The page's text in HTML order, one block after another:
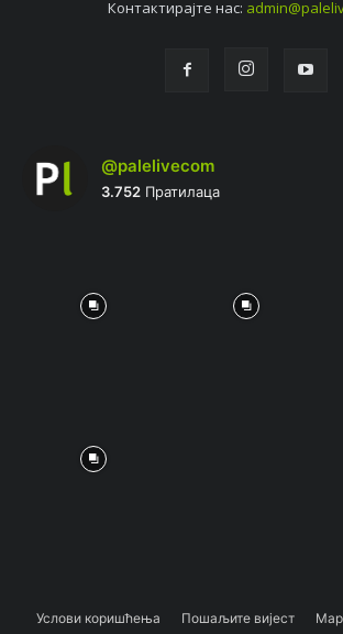
Контактирајтe нас:
@palelivecom
3.752 Пратилаца
Услови коришћења Пошаљите вијест